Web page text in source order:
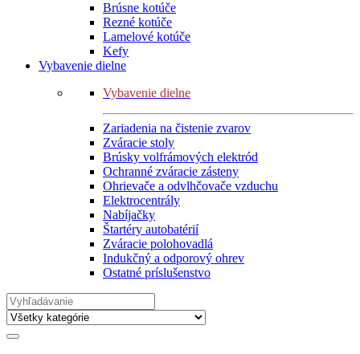
Brúsne kotúče
Rezné kotúče
Lamelové kotúče
Kefy
Vybavenie dielne
Vybavenie dielne
Zariadenia na čistenie zvarov
Zváracie stoly
Brúsky volfrámových elektród
Ochranné zváracie zásteny
Ohrievače a odvlhčovače vzduchu
Elektrocentrály
Nabíjačky
Štartéry autobatérií
Zváracie polohovadlá
Indukčný a odporový ohrev
Ostatné príslušenstvo
Search
for: